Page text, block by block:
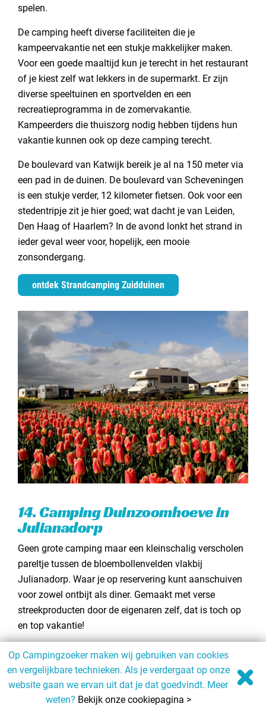
spelen.
De camping heeft diverse faciliteiten die je
kampeervakantie net een stukje makkelijker maken.
Voor een goede maaltijd kun je terecht in het restaurant
of je kiest zelf wat lekkers in de supermarkt. Er zijn
diverse speeltuinen en sportvelden en een
recreatieprogramma in de zomervakantie.
Kampeerders die thuiszorg nodig hebben tijdens hun
vakantie kunnen ook op deze camping terecht.
De boulevard van Katwijk bereik je al na 150 meter via
een pad in de duinen. De boulevard van Scheveningen
is een stukje verder, 12 kilometer fietsen. Ook voor een
stedentripje zit je hier goed; wat dacht je van Leiden,
Den Haag of Haarlem? In de avond lonkt het strand in
ieder geval weer voor, hopelijk, een mooie
zonsondergang.
ontdek Strandcamping Zuidduinen
14. Camping Duinzoomhoeve in
Julianadorp
Geen grote camping maar een kleinschalig verscholen
pareltje tussen de bloembollenvelden vlakbij
Julianadorp. Waar je op reservering kunt aanschuiven
voor zowel ontbijt als diner. Gemaakt met verse
streekproducten door de eigenaren zelf, dat is toch op
en top vakantie!
Het strand ligt op een steenworp afstand van deze
camping waar plaats is op zo'n dertig
kampeerplaatsen. Een boerencamping met de nodige
luxe, dat zie je terug in de voorzieningen en
Op Campingzoeker maken wij gebruiken van cookies
en vergelijkbare technieken. Als je verdergaat op onze
website gaan we ervan uit dat je dat goedvindt. Meer
weten? Bekijk onze cookiepagina >